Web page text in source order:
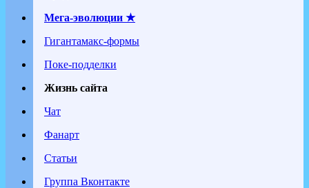
Мега-эволюции ★
Гигантамакс-формы
Поке-подделки
Жизнь сайта
Чат
Фанарт
Статьи
Группа Вконтакте